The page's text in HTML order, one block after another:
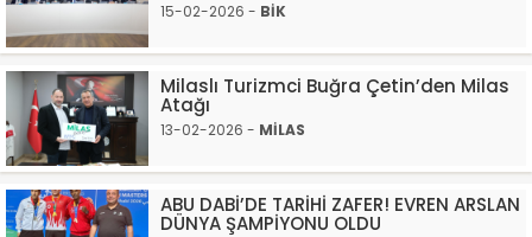
15-02-2026 - BİK
Milaslı Turizmci Buğra Çetin’den Milas
Atağı
13-02-2026 - MİLAS
ABU DABİ’DE TARİHİ ZAFER! EVREN ARSLAN
DÜNYA ŞAMPİYONU OLDU